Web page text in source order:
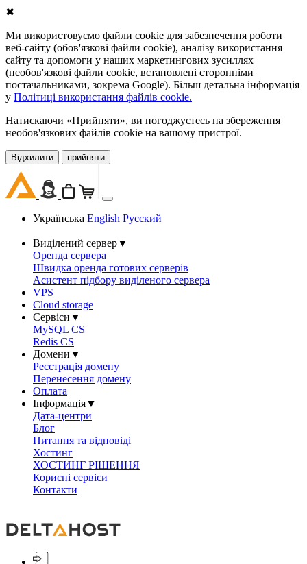
✖
Ми використовуємо файли cookie для забезпечення роботи
веб-сайту (обов'язкові файли cookie), аналізу використання
сайту та допомоги у наших маркетингових зусиллях
(необов'язкові файли cookie, встановлені сторонніми
постачальниками, зокрема Google). Більш детальна інформація
у Політиці використання файлів cookie.
Натискаючи «Прийняти», ви погоджуєтесь на збереження
необов'язкових файлів cookie на вашому пристрої.
Відхилити прийняти
Українська English Русский
Виділений сервер▼
Оренда сервера
Швидка оренда готових серверів
Асистент підбору виділеного сервера
VPS
Cloud storage
Сервіси ▼
MySQL CS
Redis CS
Домени ▼
Реєстрація домену
Перенесення домену
Оплата
Інформація▼
Дата-центри
Блог
Питання та відповіді
Хостинг
ХОСТИНГ РІШЕННЯ
Корисні сервіси
Контакти